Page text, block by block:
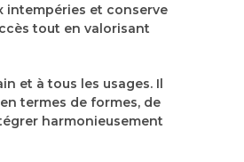
intempéries et conserve
tout en valorisant
et à tous les usages. Il
termes de formes, de
harmonieusement